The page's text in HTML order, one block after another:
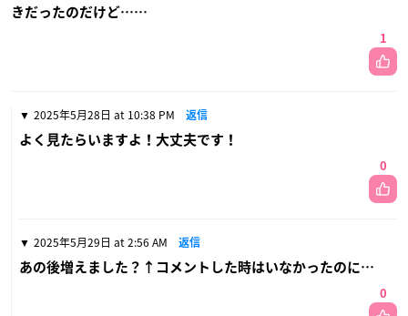
きだったのだけど……
1
2025年5月28日 at 10:38 PM 返信
よく見たらいますよ！大丈夫です！
0
2025年5月29日 at 2:56 AM 返信
あの後増えました？↑コメントした時はいなかったのに…
0